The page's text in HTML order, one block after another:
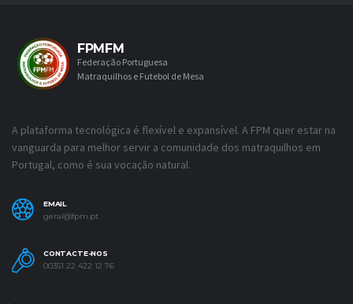
FPMFM
Federação Portuguesa
Matraquilhos e Futebol de Mesa
A plataforma tecnológica é flexível e expansível. A FPM quer estar na
vanguarda para melhor servir a comunidade dos matraquilhos em
Portugal, como é sua vocação natural.
EMAIL
geral@fpm.pt
CONTACTE-NOS
00351 22 422 12 76